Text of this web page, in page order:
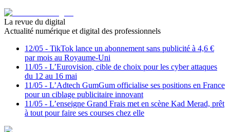
La revue du digital
Actualité numérique et digital des professionnels
12/05 - TikTok lance un abonnement sans publicité à 4,6 €
par mois au Royaume-Uni
11/05 - L’Eurovision, cible de choix pour les cyber attaques
du 12 au 16 mai
11/05 - L’Adtech GumGum officialise ses positions en France
pour un ciblage publicitaire innovant
11/05 - L’enseigne Grand Frais met en scène Kad Merad, prêt
à tout pour faire ses courses chez elle